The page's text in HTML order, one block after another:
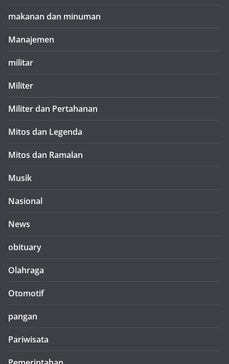
makanan dan minuman
Manajemen
militar
Militer
Militer dan Pertahanan
Mitos dan Legenda
Mitos dan Ramalan
Musik
Nasional
News
obituary
Olahraga
Otomotif
pangan
Pariwisata